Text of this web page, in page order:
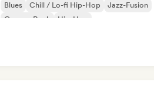
Blues
Chill / Lo-fi Hip-Hop
Jazz-Fusion
Garage-Rock
Hip-Hop